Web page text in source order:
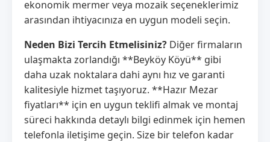
ekonomik mermer veya mozaik seçeneklerimiz
arasından ihtiyacınıza en uygun modeli seçin.
Neden Bizi Tercih Etmelisiniz? Diğer firmaların
ulaşmakta zorlandığı **Beyköy Köyü** gibi
daha uzak noktalara dahi aynı hız ve garanti
kalitesiyle hizmet taşıyoruz. **Hazır Mezar
fiyatları** için en uygun teklifi almak ve montaj
süreci hakkında detaylı bilgi edinmek için hemen
telefonla iletişime geçin. Size bir telefon kadar